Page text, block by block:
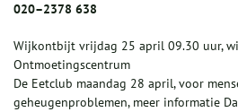
020–2378 638
Wijkontbijt vrijdag 25 april 09.30 uur,
Ontmoetingscentrum
De Eetclub maandag 28 april, voor
geheugenproblemen, meer informatie